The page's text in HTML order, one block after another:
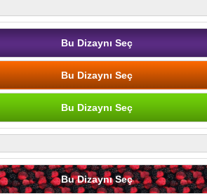
Bu Dizaynı Seç
Bu Dizaynı Seç
Bu Dizaynı Seç
Bu Dizaynı Seç